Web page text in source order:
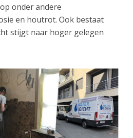
onder andere
en houtrot. Ook bestaat
stijgt naar hoger gelegen